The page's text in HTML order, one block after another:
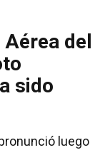
del
sido
luego